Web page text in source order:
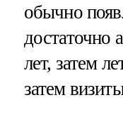
обычно
достаточно
лет, затем
затем